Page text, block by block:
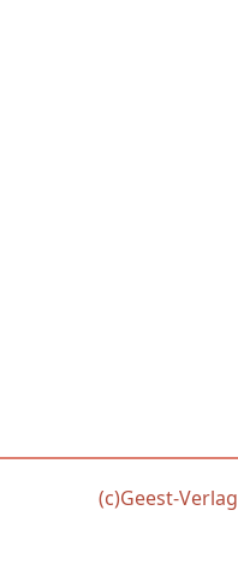
(c)Geest-Verlag